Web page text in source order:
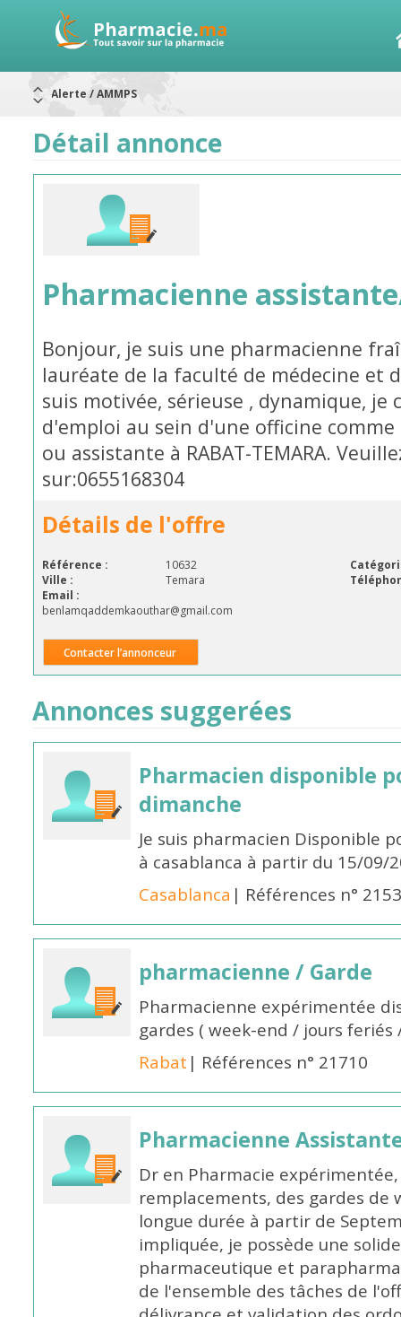
Alerte / AMMPS
Aureomycine ophtalmique : Rappel de lots
Nouveau : Déclaration d'effets indésirables
ARRÊT DE COMMERCIALISATION
RAPPELS DE LOTS
Rappel de lots : préparations lactées
Détail annonce
Pharmacienne
Bonjour, je suis une pharmacienne
lauréate de la faculté de médecine et
suis motivée, sérieuse , dynamique,
d'emploi au sein d'une officine
ou assistante à RABAT-TEMARA.
sur:0655168304
Détails de l'offre
Référence : 10632
Ville :
Temara
Email :
benlamqaddemkaouthar@gmail.com
Contacter l’annonceur
Annonces suggerées
Pharmacien disponible
dimanche
Je suis pharmacien Disponible
à casablanca à partir du 15/09/
Casablanca | Références n°
pharmacienne / Garde
Pharmacienne expérimentée
gardes ( week-end / jours
Rabat | Références n° 21710
Pharmacienne
Dr en Pharmacie
remplacements, des gardes de
longue durée à partir de
impliquée, je possède une
pharmaceutique et
de l'ensemble des tâches de